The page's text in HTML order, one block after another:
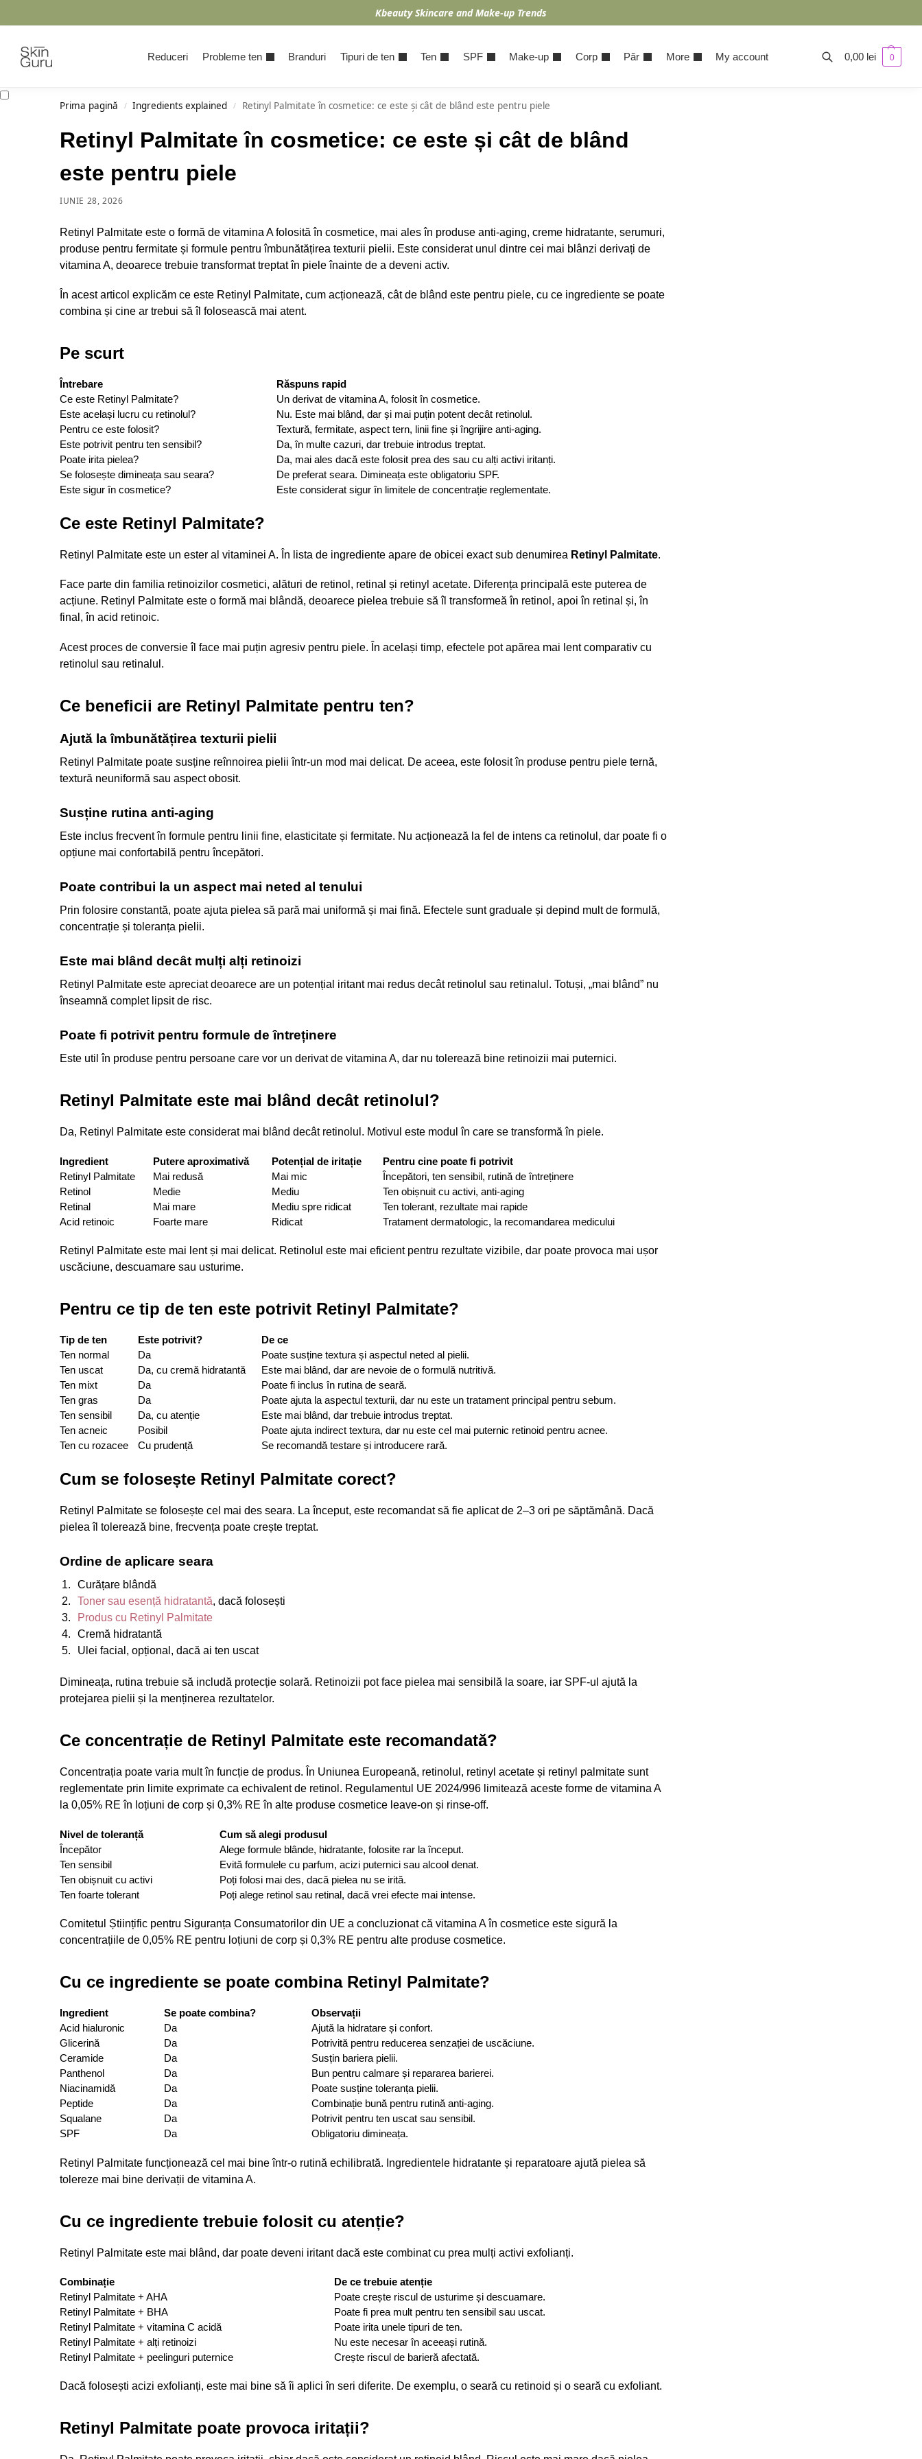
Kbeauty Skincare and Make-up Trends
Reduceri Probleme ten Branduri Tipuri de ten Ten SPF Make-up Corp Păr More My account 0,00 lei 0
Prima pagină / Ingredients explained / Retinyl Palmitate în cosmetice: ce este și cât de blând este pentru piele
Retinyl Palmitate în cosmetice: ce este și cât de blând
este pentru piele
IUNIE 28, 2026
Retinyl Palmitate este o formă de vitamina A folosită în cosmetice, mai ales în produse anti-aging, creme hidratante, serumuri,
produse pentru fermitate și formule pentru îmbunătățirea texturii pielii. Este considerat unul dintre cei mai blânzi derivați de
vitamina A, deoarece trebuie transformat treptat în piele înainte de a deveni activ.
În acest articol explicăm ce este Retinyl Palmitate, cum acționează, cât de blând este pentru piele, cu ce ingrediente se poate
combina și cine ar trebui să îl folosească mai atent.
Pe scurt
Întrebare
Răspuns rapid
Ce este Retinyl Palmitate?
Un derivat de vitamina A, folosit în cosmetice.
Este același lucru cu retinolul?
Nu. Este mai blând, dar și mai puțin potent decât retinolul.
Pentru ce este folosit?
Textură, fermitate, aspect tern, linii fine și îngrijire anti-aging.
Este potrivit pentru ten sensibil?
Da, în multe cazuri, dar trebuie introdus treptat.
Poate irita pielea?
Da, mai ales dacă este folosit prea des sau cu alți activi iritanți.
Se folosește dimineața sau seara?
De preferat seara. Dimineața este obligatoriu SPF.
Este sigur în cosmetice?
Este considerat sigur în limitele de concentrație reglementate.
Ce este Retinyl Palmitate?
Retinyl Palmitate este un ester al vitaminei A. În lista de ingrediente apare de obicei exact sub denumirea Retinyl Palmitate.
Face parte din familia retinoizilor cosmetici, alături de retinol, retinal și retinyl acetate. Diferența principală este puterea de
acțiune. Retinyl Palmitate este o formă mai blândă, deoarece pielea trebuie să îl transformeă în retinol, apoi în retinal și, în
final, în acid retinoic.
Acest proces de conversie îl face mai puțin agresiv pentru piele. În același timp, efectele pot apărea mai lent comparativ cu
retinolul sau retinalul.
Ce beneficii are Retinyl Palmitate pentru ten?
Ajută la îmbunătățirea texturii pielii
Retinyl Palmitate poate susține reînnoirea pielii într-un mod mai delicat. De aceea, este folosit în produse pentru piele ternă,
textură neuniformă sau aspect obosit.
Susține rutina anti-aging
Este inclus frecvent în formule pentru linii fine, elasticitate și fermitate. Nu acționează la fel de intens ca retinolul, dar poate fi o
opțiune mai confortabilă pentru începători.
Poate contribui la un aspect mai neted al tenului
Prin folosire constantă, poate ajuta pielea să pară mai uniformă și mai fină. Efectele sunt graduale și depind mult de formulă,
concentrație și toleranța pielii.
Este mai blând decât mulți alți retinoizi
Retinyl Palmitate este apreciat deoarece are un potențial iritant mai redus decât retinolul sau retinalul. Totuși, „mai blând” nu
înseamnă complet lipsit de risc.
Poate fi potrivit pentru formule de întreținere
Este util în produse pentru persoane care vor un derivat de vitamina A, dar nu tolerează bine retinoizii mai puternici.
Retinyl Palmitate este mai blând decât retinolul?
Da, Retinyl Palmitate este considerat mai blând decât retinolul. Motivul este modul în care se transformă în piele.
Ingredient Putere aproximativă Potențial de iritație
Pentru cine poate fi potrivit
Retinyl Palmitate
Mai redusă Mai mic
Începători, ten sensibil, rutină de întreținere
Retinol
Medie Mediu
Ten obișnuit cu activi, anti-aging
Retinal
Mai mare Mediu spre ridicat
Ten tolerant, rezultate mai rapide
Acid retinoic
Foarte mare Ridicat Tratament dermatologic, la recomandarea medicului
Retinyl Palmitate este mai lent și mai delicat. Retinolul este mai eficient pentru rezultate vizibile, dar poate provoca mai ușor
uscăciune, descuamare sau usturime.
Pentru ce tip de ten este potrivit Retinyl Palmitate?
Tip de ten Este potrivit?
De ce
Ten normal
Da
Poate susține textura și aspectul neted al pielii.
Ten uscat
Da, cu cremă hidratantă
Este mai blând, dar are nevoie de o formulă nutritivă.
Ten mixt
Da
Poate fi inclus în rutina de seară.
Ten gras
Da
Poate ajuta la aspectul texturii, dar nu este un tratament principal pentru sebum.
Ten sensibil
Da, cu atenție
Este mai blând, dar trebuie introdus treptat.
Ten acneic
Posibil
Poate ajuta indirect textura, dar nu este cel mai puternic retinoid pentru acnee.
Ten cu rozacee
Cu prudență Se recomandă testare și introducere rară.
Cum se folosește Retinyl Palmitate corect?
Retinyl Palmitate se folosește cel mai des seara. La început, este recomandat să fie aplicat de 2–3 ori pe săptămână. Dacă
pielea îl tolerează bine, frecvența poate crește treptat.
Ordine de aplicare seara
Curățare blândă
Toner sau esență hidratantă, dacă folosești
Produs cu Retinyl Palmitate
Cremă hidratantă
Ulei facial, opțional, dacă ai ten uscat
Dimineața, rutina trebuie să includă protecție solară. Retinoizii pot face pielea mai sensibilă la soare, iar SPF-ul ajută la
protejarea pielii și la menținerea rezultatelor.
Ce concentrație de Retinyl Palmitate este recomandată?
Concentrația poate varia mult în funcție de produs. În Uniunea Europeană, retinolul, retinyl acetate și retinyl palmitate sunt
reglementate prin limite exprimate ca echivalent de retinol. Regulamentul UE 2024/996 limitează aceste forme de vitamina A
la 0,05% RE în loțiuni de corp și 0,3% RE în alte produse cosmetice leave-on și rinse-off.
Nivel de toleranță
Cum să alegi produsul
Începător
Alege formule blânde, hidratante, folosite rar la început.
Ten sensibil
Evită formulele cu parfum, acizi puternici sau alcool denat.
Ten obișnuit cu activi
Poți folosi mai des, dacă pielea nu se irită.
Ten foarte tolerant
Poți alege retinol sau retinal, dacă vrei efecte mai intense.
Comitetul Științific pentru Siguranța Consumatorilor din UE a concluzionat că vitamina A în cosmetice este sigură la
concentrațiile de 0,05% RE pentru loțiuni de corp și 0,3% RE pentru alte produse cosmetice.
Cu ce ingrediente se poate combina Retinyl Palmitate?
Ingredient Se poate combina?
Observații
Acid hialuronic
Da
Ajută la hidratare și confort.
Glicerină
Da
Potrivită pentru reducerea senzației de uscăciune.
Ceramide
Da
Susțin bariera pielii.
Panthenol
Da
Bun pentru calmare și repararea barierei.
Niacinamidă
Da
Poate susține toleranța pielii.
Peptide
Da
Combinație bună pentru rutină anti-aging.
Squalane
Da
Potrivit pentru ten uscat sau sensibil.
SPF
Da Obligatoriu dimineața.
Retinyl Palmitate funcționează cel mai bine într-o rutină echilibrată. Ingredientele hidratante și reparatoare ajută pielea să
tolereze mai bine derivații de vitamina A.
Cu ce ingrediente trebuie folosit cu atenție?
Retinyl Palmitate este mai blând, dar poate deveni iritant dacă este combinat cu prea mulți activi exfolianți.
Combinație
De ce trebuie atenție
Retinyl Palmitate + AHA
Poate crește riscul de usturime și descuamare.
Retinyl Palmitate + BHA
Poate fi prea mult pentru ten sensibil sau uscat.
Retinyl Palmitate + vitamina C acidă
Poate irita unele tipuri de ten.
Retinyl Palmitate + alți retinoizi
Nu este necesar în aceeași rutină.
Retinyl Palmitate + peelinguri puternice
Crește riscul de barieră afectată.
Dacă folosești acizi exfolianți, este mai bine să îi aplici în seri diferite. De exemplu, o seară cu retinoid și o seară cu exfoliant.
Retinyl Palmitate poate provoca iritații?